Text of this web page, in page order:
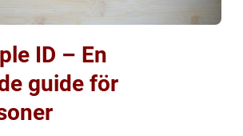
ID – En
guide för